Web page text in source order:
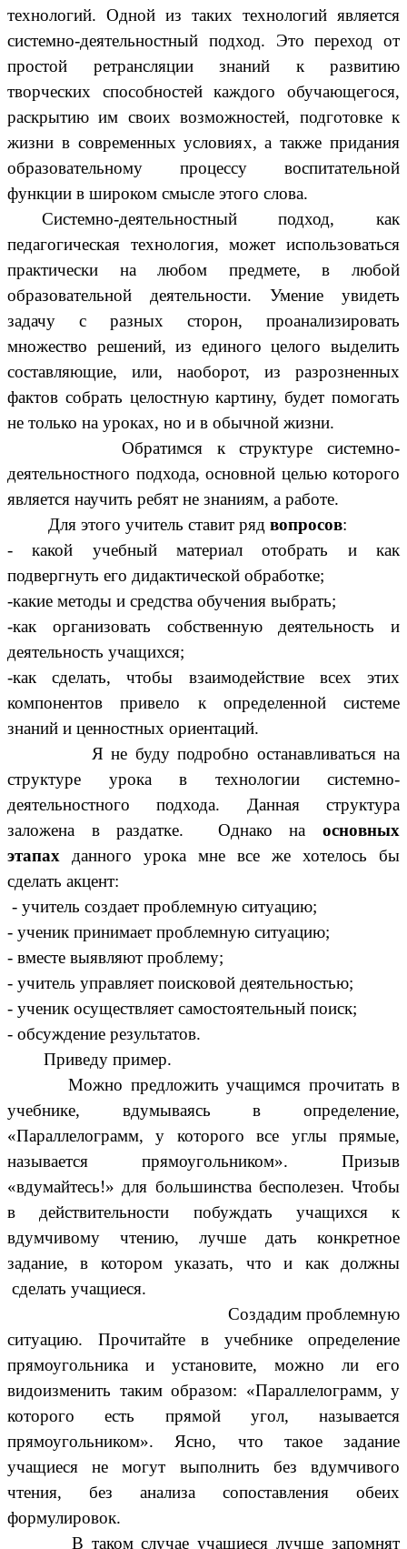
технологий. Одной из таких технологий является
системно-деятельностный подход. Это переход от
простой ретрансляции знаний к развитию
творческих способностей каждого обучающегося,
раскрытию им своих возможностей, подготовке к
жизни в современных условиях, а также придания
образовательному процессу воспитательной
функции в широком смысле этого слова.
Системно-деятельностный подход, как
педагогическая технология, может использоваться
практически на любом предмете, в любой
образовательной деятельности. Умение увидеть
задачу с разных сторон, проанализировать
множество решений, из единого целого выделить
составляющие, или, наоборот, из разрозненных
фактов собрать целостную картину, будет помогать
не только на уроках, но и в обычной жизни.
Обратимся к структуре системно-
деятельностного подхода, основной целью которого
является научить ребят не знаниям, а работе.
Для этого учитель ставит ряд вопросов:
- какой учебный материал отобрать и как
подвергнуть его дидактической обработке;
-какие методы и средства обучения выбрать;
-как организовать собственную деятельность и
деятельность учащихся;
-как сделать, чтобы взаимодействие всех этих
компонентов привело к определенной системе
знаний и ценностных ориентаций.
Я не буду подробно останавливаться на
структуре урока в технологии системно-
деятельностного подхода. Данная структура
заложена в раздатке. Однако на основных
этапах данного урока мне все же хотелось бы
сделать акцент:
- учитель создает проблемную ситуацию;
- ученик принимает проблемную ситуацию;
- вместе выявляют проблему;
- учитель управляет поисковой деятельностью;
- ученик осуществляет самостоятельный поиск;
- обсуждение результатов.
Приведу пример.
Можно предложить учащимся прочитать в
учебнике, вдумываясь в определение,
«Параллелограмм, у которого все углы прямые,
называется прямоугольником». Призыв
«вдумайтесь!» для большинства бесполезен. Чтобы
в действительности побуждать учащихся к
вдумчивому чтению, лучше дать конкретное
задание, в котором указать, что и как должны
сделать учащиеся.
Создадим проблемную
ситуацию. Прочитайте в учебнике определение
прямоугольника и установите, можно ли его
видоизменить таким образом: «Параллелограмм, у
которого есть прямой угол, называется
прямоугольником». Ясно, что такое задание
учащиеся не могут выполнить без вдумчивого
чтения, без анализа сопоставления обеих
формулировок.
В таком случае учащиеся лучше запомнят